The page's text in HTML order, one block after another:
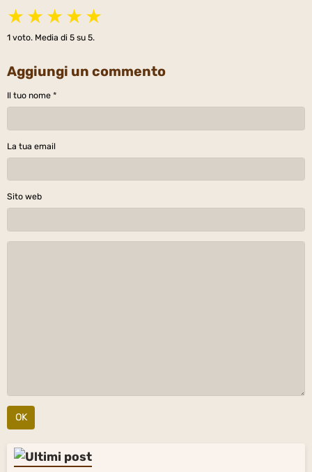
★ ★ ★ ★ ★
1 voto. Media di 5 su 5.
Aggiungi un commento
Il tuo nome
La tua email
Sito web
OK